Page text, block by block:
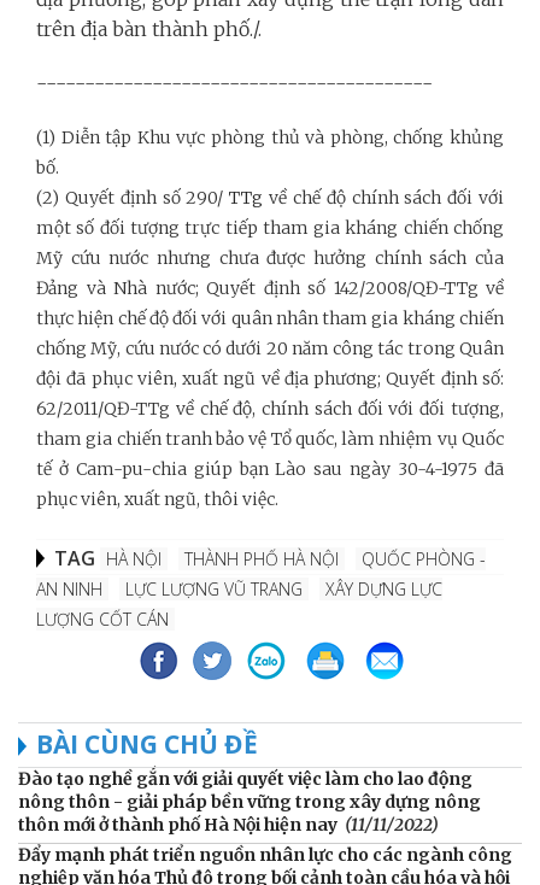
trên địa bàn thành phố./.
-----------------------------------------
(1) Diễn tập Khu vực phòng thủ và phòng, chống khủng
bố.
(2) Quyết định số 290/TTg về chế độ chính sách đối với
một số đối tượng trực tiếp tham gia kháng chiến chống
Mỹ cứu nước nhưng chưa được hưởng chính sách của
Đảng và Nhà nước; Quyết định số 142/2008/QĐ-TTg về
thực hiện chế độ đối với quân nhân tham gia kháng chiến
chống Mỹ, cứu nước có dưới 20 năm công tác trong Quân
đội đã phục viên, xuất ngũ về địa phương; Quyết định số:
62/2011/QĐ-TTg về chế độ, chính sách đối với đối tượng,
tham gia chiến tranh bảo vệ Tổ quốc, làm nhiệm vụ Quốc
tế ở Cam-pu-chia giúp bạn Lào sau ngày 30-4-1975 đã
phục viên, xuất ngũ, thôi việc.
TAG HÀ NỘI THÀNH PHỐ HÀ NỘI
QUỐC PHÒNG -
AN NINH
LỰC LƯỢNG VŨ TRANG
XÂY DỰNG LỰC
LƯỢNG CỐT CÁN
BÀI CÙNG CHỦ ĐỀ
Đào tạo nghề gắn với giải quyết việc làm cho lao động
nông thôn - giải pháp bền vững trong xây dựng nông
thôn mới ở thành phố Hà Nội hiện nay (11/11/2022)
Đẩy mạnh phát triển nguồn nhân lực cho các ngành công
nghiệp văn hóa Thủ đô trong bối cảnh toàn cầu hóa và hội